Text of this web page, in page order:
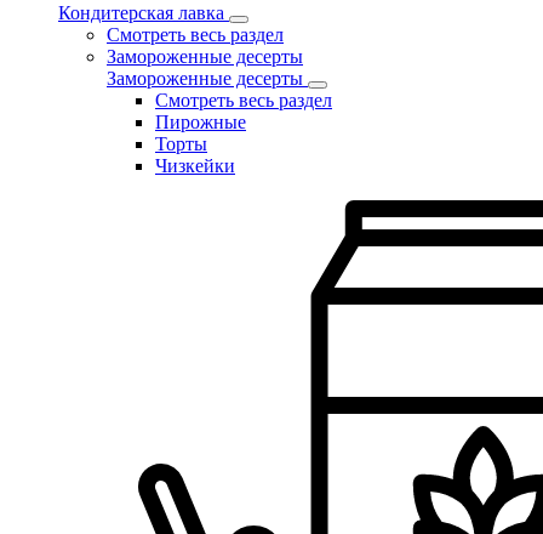
Кондитерская лавка
Смотреть весь раздел
Замороженные десерты
Замороженные десерты
Смотреть весь раздел
Пирожные
Торты
Чизкейки